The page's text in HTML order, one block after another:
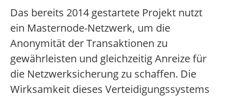
Das bereits 2014 gestartete Projekt nutzt
ein Masternode-Netzwerk, um die
Anonymität der Transaktionen zu
gewährleisten und gleichzeitig Anreize für
die Netzwerksicherung zu schaffen. Die
Wirksamkeit dieses Verteidigungssystems